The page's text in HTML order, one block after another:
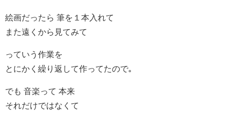
絵画だったら 筆を１本入れて
また遠くから見てみて
っていう作業を
とにかく繰り返して作ってたので｡
でも 音楽って 本来
それだけではなくて